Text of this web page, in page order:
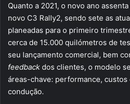
Quanto a 2021, o novo ano
novo C3 Rally2, sendo sete as
planeadas para o primeiro
cerca de 15.000 quilómetros de
seu lançamento comercial, bem
feedback dos clientes, o modelo
áreas-chave: performance, custos
condução.